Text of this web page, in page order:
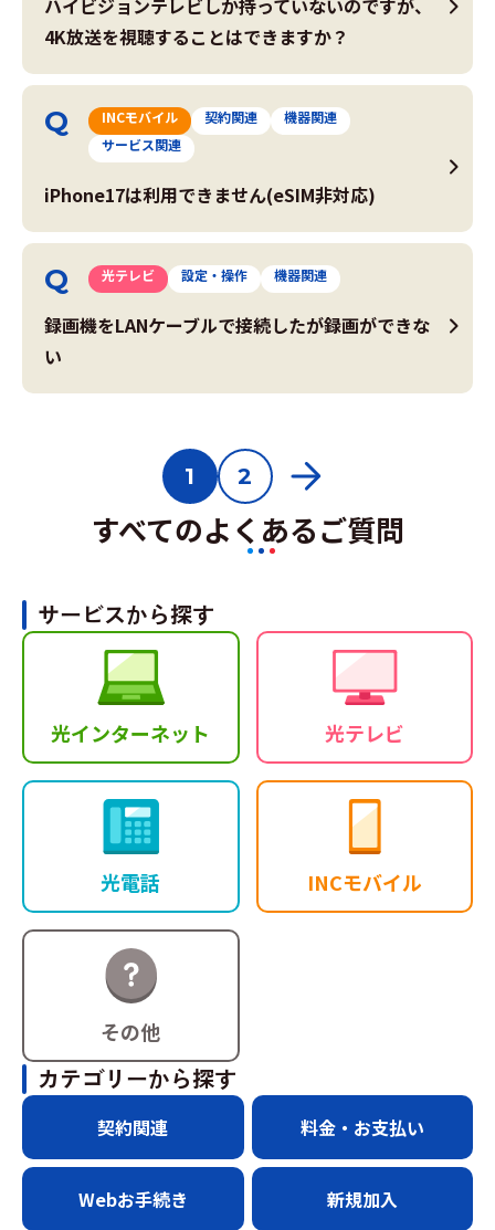
ハイビジョンテレビしか持っていないのですが、
4K放送を視聴することはできますか？
INCモバイル 契約関連
機器関連
サービス関連
iPhone17は利用できません(eSIM非対応)
光テレビ 設定・操作 機器関連
録画機をLANケーブルで接続したが録画ができな
い
1 2
すべてのよくあるご質問
サービスから探す
光インターネット 光テレビ
光電話 INCモバイル
その他
カテゴリーから探す
契約関連 料金・お支払い
Webお手続き 新規加入